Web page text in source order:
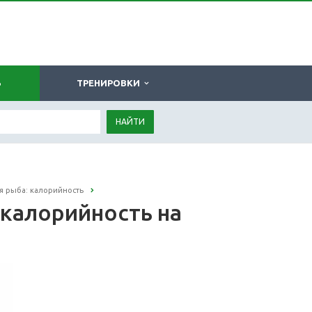
ТРЕНИРОВКИ
НАЙТИ
рыба: калорийность
на